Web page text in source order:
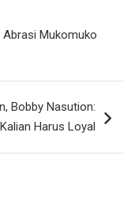
Mukomuko
Bobby Nasution:
Kalian Harus Loyal